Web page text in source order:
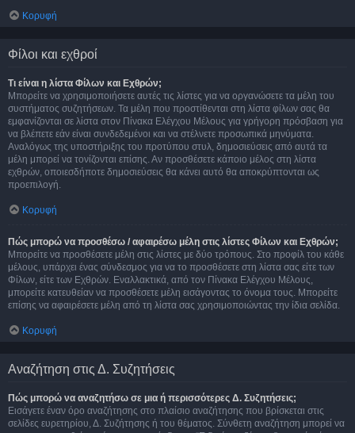
Κορυφή
Φίλοι και εχθροί
Τι είναι η λίστα Φίλων και Εχθρών;
Μπορείτε να χρησιμοποιήσετε αυτές τις λίστες για να οργανώσετε τα μέλη του
συστήματος συζητήσεων. Τα μέλη που προστίθενται στη λίστα φίλων σας θα
εμφανίζονται σε λίστα στον Πίνακα Ελέγχου Μέλους για γρήγορη πρόσβαση για
να βλέπετε εάν είναι συνδεδεμένοι και να στέλνετε προσωπικά μηνύματα.
Αναλόγως της υποστήριξης του προτύπου στυλ, δημοσιεύσεις από αυτά τα
μέλη μπορεί να τονίζονται επίσης. Αν προσθέσετε κάποιο μέλος στη λίστα
εχθρών, οποιεσδήποτε δημοσιεύσεις θα κάνει αυτό θα αποκρύπτονται ως
προεπιλογή.
Κορυφή
Πώς μπορώ να προσθέσω / αφαιρέσω μέλη στις λίστες Φίλων και Εχθρών;
Μπορείτε να προσθέσετε μέλη στις λίστες με δύο τρόπους. Στο προφίλ του κάθε
μέλους, υπάρχει ένας σύνδεσμος για να το προσθέσετε στη λίστα σας είτε των
Φίλων, είτε των Εχθρών. Εναλλακτικά, από τον Πίνακα Ελέγχου Μέλους,
μπορείτε κατευθείαν να προσθέσετε μέλη εισάγοντας το όνομα τους. Μπορείτε
επίσης να αφαιρέσετε μέλη από τη λίστα σας χρησιμοποιώντας την ίδια σελίδα.
Κορυφή
Αναζήτηση στις Δ. Συζητήσεις
Πώς μπορώ να αναζητήσω σε μια ή περισσότερες Δ. Συζητήσεις;
Εισάγετε έναν όρο αναζήτησης στο πλαίσιο αναζήτησης που βρίσκεται στις
σελίδες ευρετηρίου, Δ. Συζήτησης ή του θέματος. Σύνθετη αναζήτηση μπορεί να